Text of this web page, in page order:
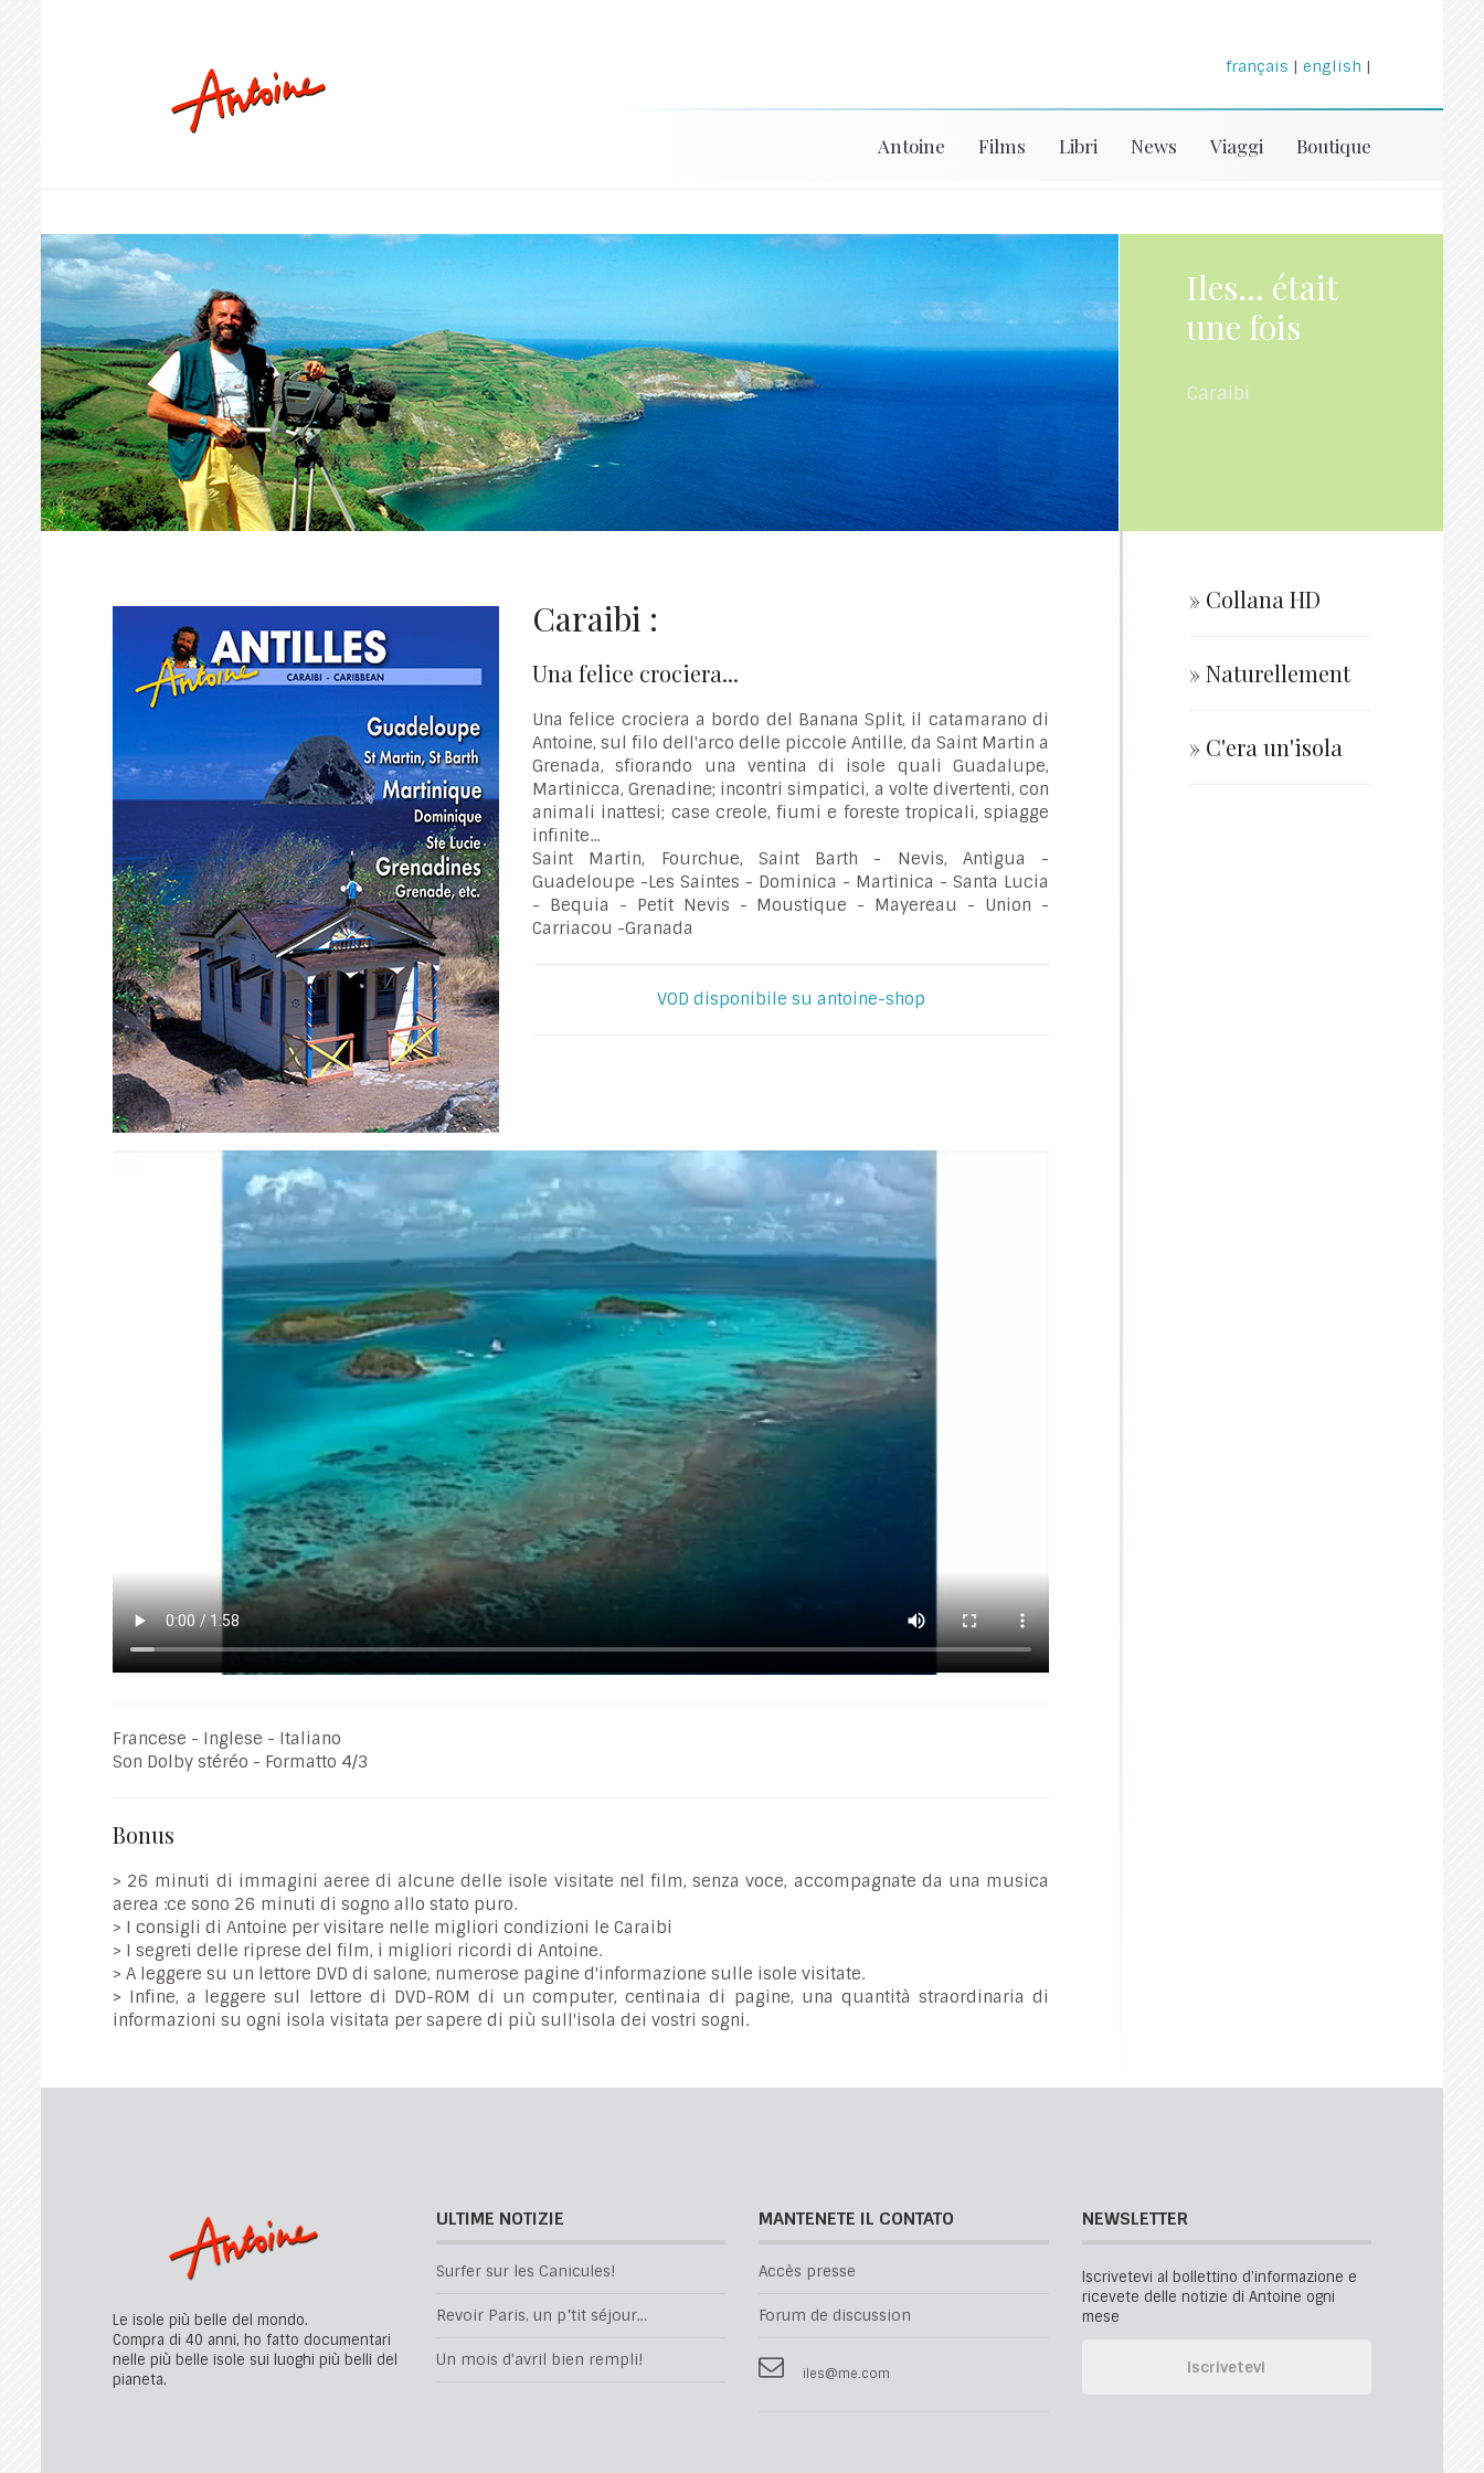
français | english |
Boutique
Viaggi
News
Libri
Films
Antoine
Iles... était
une fois
Caraibi
» Collana HD
» Naturellement
» C'era un'isola
Caraibi :
Una felice crociera...
Una felice crociera a bordo del Banana Split, il catamarano di
Antoine, sul filo dell'arco delle piccole Antille, da Saint Martin a
Grenada, sfiorando una ventina di isole quali Guadalupe,
Martinicca, Grenadine; incontri simpatici, a volte divertenti, con
animali inattesi; case creole, fiumi e foreste tropicali, spiagge
infinite...
Saint Martin, Fourchue, Saint Barth - Nevis, Antigua -
Guadeloupe -Les Saintes - Dominica - Martinica - Santa Lucia
- Bequia - Petit Nevis - Moustique - Mayereau - Union -
Carriacou -Granada
VOD disponibile su antoine-shop
Francese - Inglese - Italiano
Son Dolby stéréo - Formatto 4/3
Bonus
> 26 minuti di immagini aeree di alcune delle isole visitate nel film, senza voce, accompagnate da una musica
aerea :ce sono 26 minuti di sogno allo stato puro.
> I consigli di Antoine per visitare nelle migliori condizioni le Caraibi
> I segreti delle riprese del film, i migliori ricordi di Antoine.
> A leggere su un lettore DVD di salone, numerose pagine d'informazione sulle isole visitate.
> Infine, a leggere sul lettore di DVD-ROM di un computer, centinaia di pagine, una quantità straordinaria di
informazioni su ogni isola visitata per sapere di più sull'isola dei vostri sogni.
Le isole più belle del mondo.
Compra di 40 anni, ho fatto documentari
nelle più belle isole sui luoghi più belli del
pianeta.
ULTIME NOTIZIE
Surfer sur les Canicules!
Revoir Paris, un p’tit séjour…
Un mois d'avril bien rempli!
MANTENETE IL CONTATO
Accès presse
Forum de discussion
iles@me.com
NEWSLETTER
Iscrivetevi al bollettino d'informazione e
ricevete delle notizie di Antoine ogni
mese